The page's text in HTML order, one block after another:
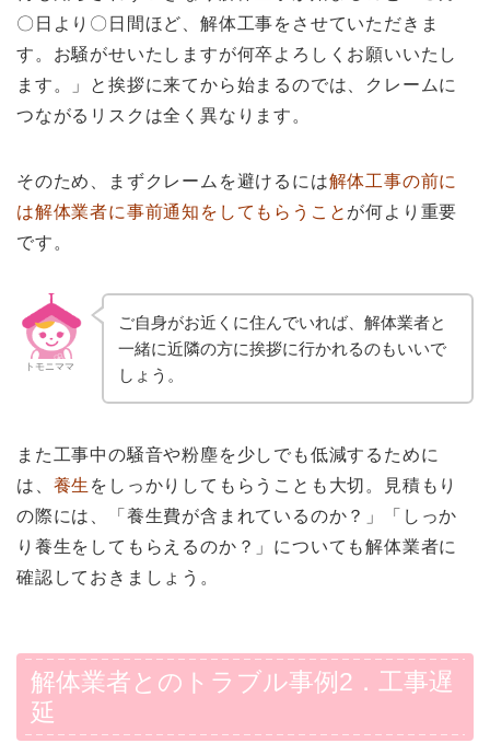
〇日より〇日間ほど、解体工事をさせていただきま
す。お騒がせいたしますが何卒よろしくお願いいたし
ます。」と挨拶に来てから始まるのでは、クレームに
つながるリスクは全く異なります。
そのため、まずクレームを避けるには解体工事の前に
は解体業者に事前通知をしてもらうこと が何より重要
です。
トモニママ
ご自身がお近くに住んでいれば、解体業者と
一緒に近隣の方に挨拶に行かれるのもいいで
しょう。
また工事中の騒音や粉塵を少しでも低減するために
は、 養生 をしっかりしてもらうことも大切。見積もり
の際には、「養生費が含まれているのか？」「しっか
り養生をしてもらえるのか？」についても解体業者に
確認しておきましょう。
解体業者とのトラブル事例2．工事遅
延